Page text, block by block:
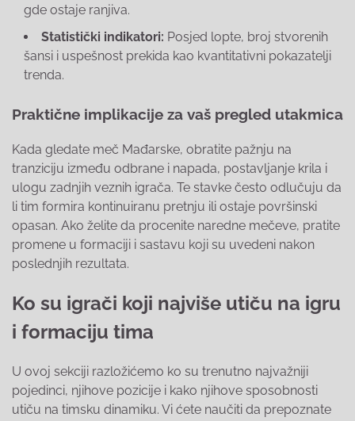
gde ostaje ranjiva.
Statistički indikatori: Posjed lopte, broj stvorenih
šansi i uspešnost prekida kao kvantitativni pokazatelji
trenda.
Praktične implikacije za vaš pregled utakmica
Kada gledate meč Mađarske, obratite pažnju na
tranziciju između odbrane i napada, postavljanje krila i
ulogu zadnjih veznih igrača. Te stavke često odlučuju da
li tim formira kontinuiranu pretnju ili ostaje površinski
opasan. Ako želite da procenite naredne mečeve, pratite
promene u formaciji i sastavu koji su uvedeni nakon
poslednjih rezultata.
Ko su igrači koji najviše utiču na igru
i formaciju tima
U ovoj sekciji razložićemo ko su trenutno najvažniji
pojedinci, njihove pozicije i kako njihove sposobnosti
utiču na timsku dinamiku. Vi ćete naučiti da prepoznate